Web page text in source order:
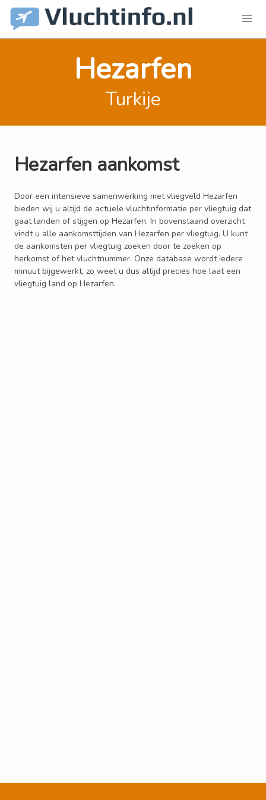
Hezarfen
Turkije
Hezarfen aankomst
Door een intensieve samenwerking met vliegveld Hezarfen
bieden wij u altijd de actuele vluchtinformatie per vliegtuig dat
gaat landen of stijgen op Hezarfen. In bovenstaand overzicht
vindt u alle aankomsttijden van Hezarfen per vliegtuig. U kunt
de aankomsten per vliegtuig zoeken door te zoeken op
herkomst of het vluchtnummer. Onze database wordt iedere
minuut bijgewerkt, zo weet u dus altijd precies hoe laat een
vliegtuig land op Hezarfen.